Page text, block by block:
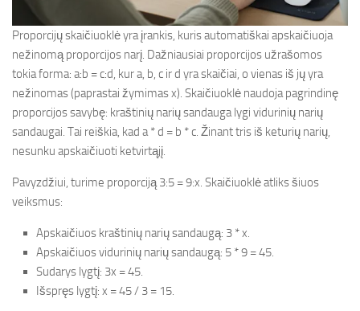
Proporcijų skaičiuoklė yra įrankis, kuris automatiškai apskaičiuoja
nežinomą proporcijos narį. Dažniausiai proporcijos užrašomos
tokia forma: a:b = c:d, kur a, b, c ir d yra skaičiai, o vienas iš jų yra
nežinomas (paprastai žymimas x). Skaičiuoklė naudoja pagrindinę
proporcijos savybę: kraštinių narių sandauga lygi vidurinių narių
sandaugai. Tai reiškia, kad a * d = b * c. Žinant tris iš keturių narių,
nesunku apskaičiuoti ketvirtąjį.
Pavyzdžiui, turime proporciją 3:5 = 9:x. Skaičiuoklė atliks šiuos
veiksmus:
Apskaičiuos kraštinių narių sandaugą: 3 * x.
Apskaičiuos vidurinių narių sandaugą: 5 * 9 = 45.
Sudarys lygtį: 3x = 45.
Išspręs lygtį: x = 45 / 3 = 15.